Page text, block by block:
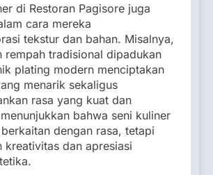
di Restoran Pagisore juga
cara mereka
tekstur dan bahan. Misalnya,
rempah tradisional dipadukan
plating modern menciptakan
menarik sekaligus
rasa yang kuat dan
bahwa seni kuliner
dengan rasa, tetapi
kreativitas dan apresiasi